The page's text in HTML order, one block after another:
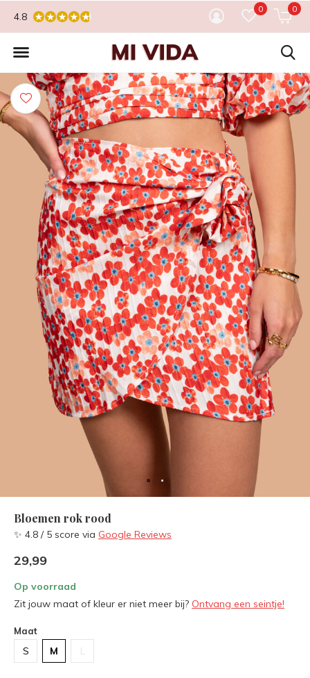
0 0
4.8
Bloemen rok rood
✨ 4.8 / 5 score via Google Reviews
29,99
Op voorraad
Zit jouw maat of kleur er niet meer bij? Ontvang een seintje!
Maat
S M L